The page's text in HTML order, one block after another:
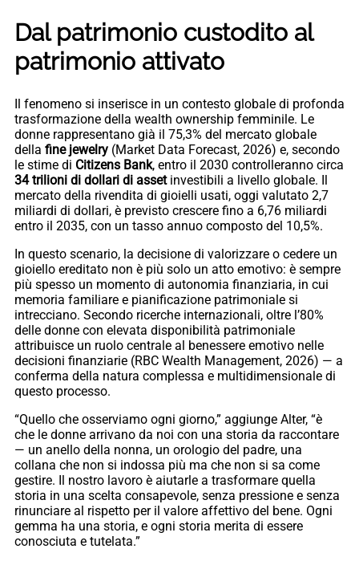
Dal patrimonio custodito al
patrimonio attivato
Il fenomeno si inserisce in un contesto globale di profonda
trasformazione della wealth ownership femminile. Le
donne rappresentano già il 75,3% del mercato globale
della fine jewelry (Market Data Forecast, 2026) e, secondo
le stime di Citizens Bank, entro il 2030 controlleranno circa
34 trilioni di dollari di assetinvestibili a livello globale. Il
mercato della rivendita di gioielli usati, oggi valutato 2,7
miliardi di dollari, è previsto crescere fino a 6,76 miliardi
entro il 2035, con un tasso annuo composto del 10,5%.
In questo scenario, la decisione di valorizzare o cedere un
gioiello ereditato non è più solo un atto emotivo: è sempre
più spesso un momento di autonomia finanziaria, in cui
memoria familiare e pianificazione patrimoniale si
intrecciano. Secondo ricerche internazionali, oltre l’80%
delle donne con elevata disponibilità patrimoniale
attribuisce un ruolo centrale al benessere emotivo nelle
decisioni finanziarie (RBC Wealth Management, 2026) — a
conferma della natura complessa e multidimensionale di
questo processo.
“Quello che osserviamo ogni giorno,” aggiunge Alter, “è
che le donne arrivano da noi con una storia da raccontare
— un anello della nonna, un orologio del padre, una
collana che non si indossa più ma che non si sa come
gestire. Il nostro lavoro è aiutarle a trasformare quella
storia in una scelta consapevole, senza pressione e senza
rinunciare al rispetto per il valore affettivo del bene. Ogni
gemma ha una storia, e ogni storia merita di essere
conosciuta e tutelata.”